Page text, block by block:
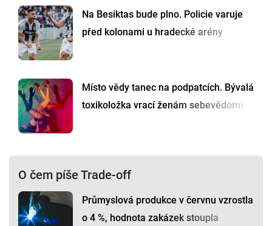
Na Besiktas bude plno. Policie varuje
před kolonami u hradecké arény
Místo vědy tanec na podpatcích. Bývalá
toxikoložka vrací ženám sebevědomí
O čem píše Trade-off
Průmyslová produkce v červnu vzrostla
o 4 %, hodnota zakázek stoupla